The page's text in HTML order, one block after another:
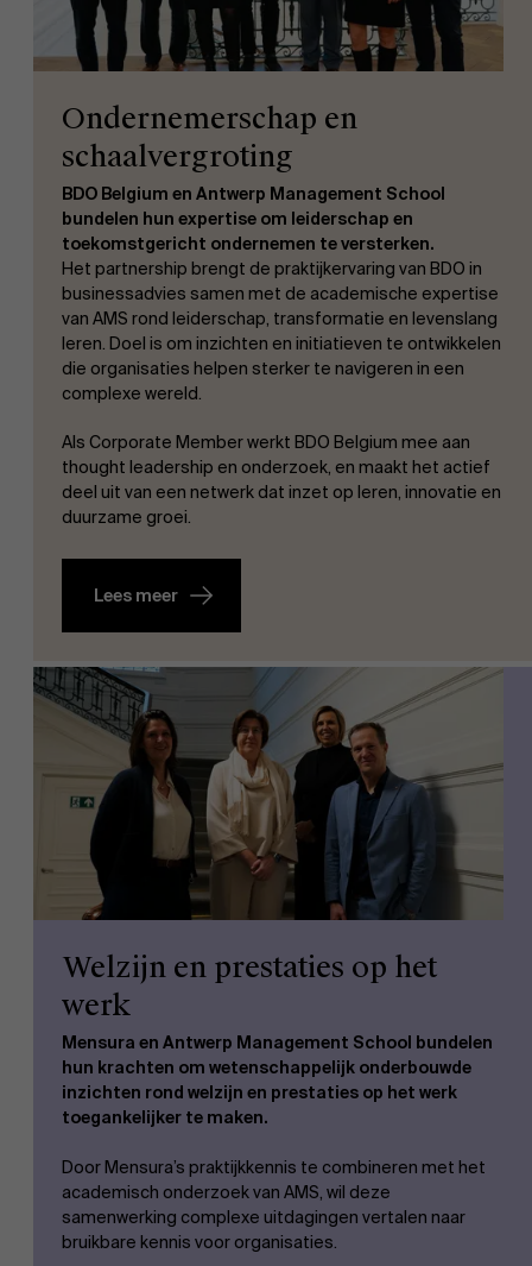
Ondernemerschap en
schaalvergroting
BDO Belgium en Antwerp Management School
bundelen hun expertise om leiderschap en
toekomstgericht ondernemen te versterken.
Het partnership brengt de praktijkervaring van BDO in
businessadvies samen met de academische expertise
van AMS rond leiderschap, transformatie en levenslang
leren. Doel is om inzichten en initiatieven te ontwikkelen
die organisaties helpen sterker te navigeren in een
complexe wereld.
Als Corporate Member werkt BDO Belgium mee aan
thought leadership en onderzoek, en maakt het actief
deel uit van een netwerk dat inzet op leren, innovatie en
duurzame groei.
Lees meer
Welzijn en prestaties op het
werk
Mensura en Antwerp Management School bundelen
hun krachten om wetenschappelijk onderbouwde
inzichten rond welzijn en prestaties op het werk
toegankelijker te maken.
Door Mensura’s praktijkkennis te combineren met het
academisch onderzoek van AMS, wil deze
samenwerking complexe uitdagingen vertalen naar
bruikbare kennis voor organisaties.